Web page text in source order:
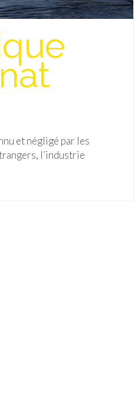
et négligé par les
l’industrie